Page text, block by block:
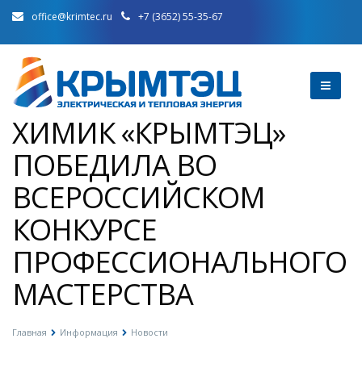
office@krimtec.ru +7 (3652) 55-35-67
ХИМИК «КРЫМТЭЦ»
ПОБЕДИЛА ВО
ВСЕРОССИЙСКОМ
КОНКУРСЕ
ПРОФЕССИОНАЛЬНОГО
МАСТЕРСТВА
Главная Информация Новости